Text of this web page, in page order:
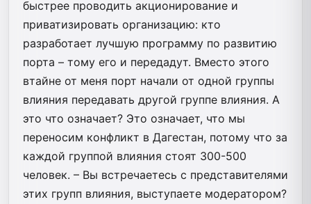
быстрее проводить акционирование и
приватизировать организацию: кто
разработает лучшую программу по развитию
порта – тому его и передадут. Вместо этого
втайне от меня порт начали от одной группы
влияния передавать другой группе влияния. А
это что означает? Это означает, что мы
переносим конфликт в Дагестан, потому что за
каждой группой влияния стоят 300-500
человек. – Вы встречаетесь с представителями
этих групп влияния, выступаете модератором?